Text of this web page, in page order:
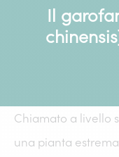
Il
Chiamato a livello
una pianta